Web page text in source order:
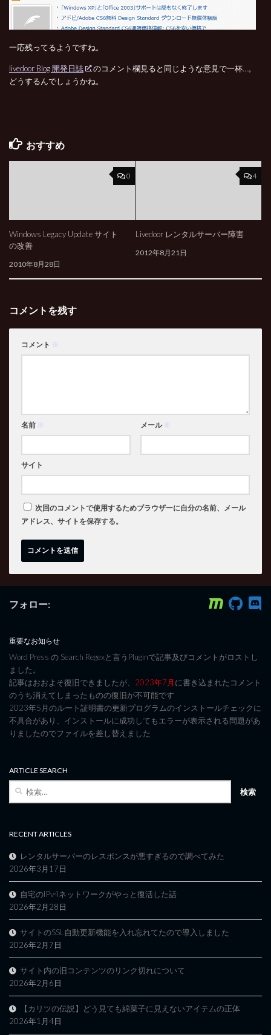
一応残ってるようですね。
livedoor Blog 開発日誌
のコメント欄見ると同じような意見で一杯…。
どうするんでしょうかね。
おすすめ
0
Windows Legacy Update サイト
の改善
2010年8月28日
4
Livedoor レンタルサーバー障害
2012年8月21日
コメントを残す
コメント ※
名前 ※ メール ※
サイト
次回のコメントで使用するためブラウザーに自分の名前、メール
アドレス、サイトを保存する。
フォロー:
重要なお知らせ
Word Press の Search Regexと言うPluginで記事及びコメントがロストし
ました。
記事はおおよそ復旧できましたが、 2023年7月に書き込まれたコメント
のうち消えてしまったものの復旧が不可能です
2023年5月のルート証明書の更新プログラムのインストールチェックに
不具合があり、インストールに成功してもエラーが表示される問題があ
りましたのでファイルを差し替えました
ARTICLE SEARCH
検
RECENT ARTICLES
レンタルサーバーのレスポンスが悪すぎるので調べてみた
2026年3月17日
自宅のIPv4ネットワークがやっと復活した話
2026年2月28日
サイトのSSL自動更新機能を入れ忘れてたので導入しました
2026年2月7日
サイト内の旧コンテンツのリンク切れについて
2026年2月6日
【カリツの伝説】どう見ても綿菓子に見えないアイテムの正体
2026年1月4日